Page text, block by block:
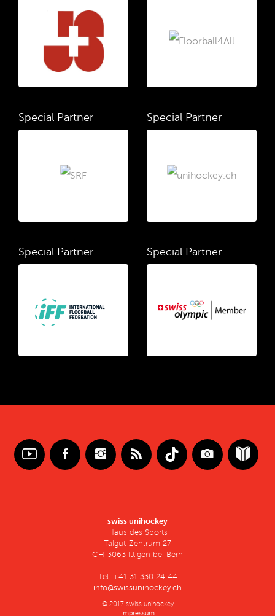
Special Partner Special Partner
Special Partner Special Partner
swiss unihockey
Haus des Sports
Talgut-Zentrum 27
CH-3063 Ittigen bei Bern
Tel. +41 31 330 24 44
info@swissunihockey.ch
© 2017 swiss unihockey
Impressum